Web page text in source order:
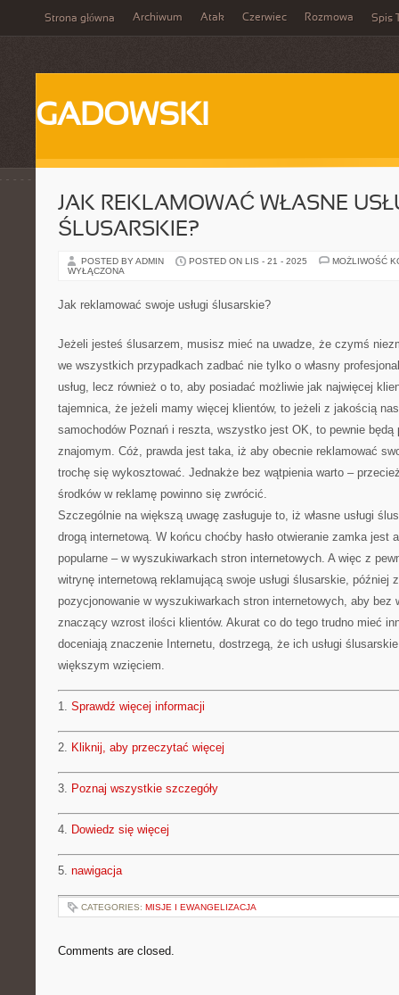
Strona główna Archiwum Atak Czerwiec Rozmowa Spis
GADOWSKI
JAK REKLAMOWAĆ WŁASNE
ŚLUSARSKIE?
POSTED BY ADMIN POSTED ON LIS - 21 - 2025
MOŻLIWOŚĆ
WYŁĄCZONA
Jak reklamować swoje usługi ślusarskie?
Jeżeli jesteś ślusarzem, musisz mieć na uwadze, że czymś
we wszystkich przypadkach zadbać nie tylko o własny
usług, lecz również o to, aby posiadać możliwie jak najwięcej
tajemnica, że jeżeli mamy więcej klientów, to jeżeli z jakością
samochodów Poznań i reszta, wszystko jest OK, to pewnie będą
znajomym. Cóż, prawda jest taka, iż aby obecnie reklamować
trochę się wykosztować. Jednakże bez wątpienia warto –
środków w reklamę powinno się zwrócić.
Szczególnie na większą uwagę zasługuje to, iż własne usługi
drogą internetową. W końcu choćby hasło otwieranie zamka jest
popularne – w wyszukiwarkach stron internetowych. A więc z
witrynę internetową reklamującą swoje usługi ślusarskie, później
pozycjonowanie w wyszukiwarkach stron internetowych, aby bez
znaczący wzrost ilości klientów. Akurat co do tego trudno mieć
doceniają znaczenie Internetu, dostrzegą, że ich usługi
większym wzięciem.
1. Sprawdź więcej informacji
2. Kliknij, aby przeczytać więcej
3. Poznaj wszystkie szczegóły
4. Dowiedz się więcej
5. nawigacja
CATEGORIES: MISJE I EWANGELIZACJA
Comments are closed.